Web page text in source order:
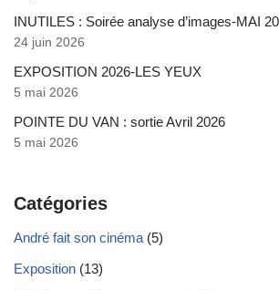
INUTILES : Soirée analyse d’images-MAI
24 juin 2026
EXPOSITION 2026-LES YEUX
5 mai 2026
POINTE DU VAN : sortie Avril 2026
5 mai 2026
Catégories
André fait son cinéma (5)
Exposition (13)